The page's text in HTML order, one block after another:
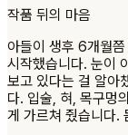
작품 뒤의 마음
아들이 생후 6개월
시작했습니다. 눈이
보고 있다는 걸 알아
다. 입술, 혀, 목구멍
게 가르쳐 줬습니다.